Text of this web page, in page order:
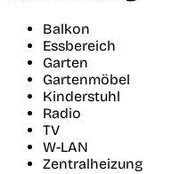
Balkon
Essbereich
Garten
Gartenmöbel
Kinderstuhl
Radio
TV
W-LAN
Zentralheizung